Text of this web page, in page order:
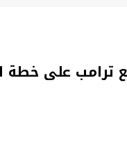
ترامب على